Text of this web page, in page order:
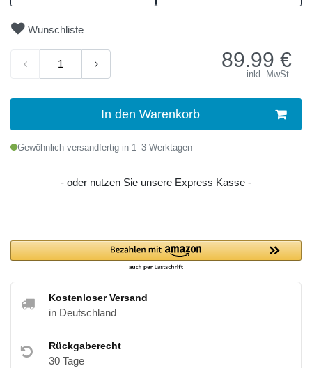
Wunschliste
89.99 €
inkl. MwSt.
In den Warenkorb
Gewöhnlich versandfertig in 1–3 Werktagen
- oder nutzen Sie unsere Express Kasse -
Kostenloser Versand
in Deutschland
Rückgaberecht
30 Tage